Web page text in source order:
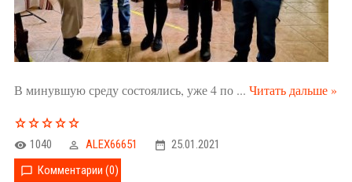
В минувшую среду состоялись, уже 4 по ... Читать дальше »
1040 ALEX66651
25.01.2021
Комментарии (0)